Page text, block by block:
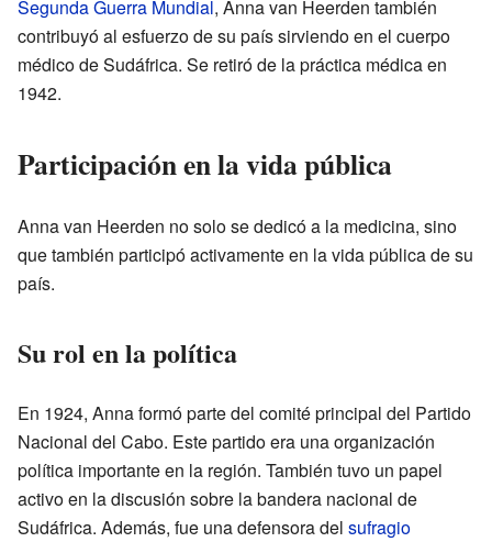
Segunda Guerra Mundial, Anna van Heerden también
contribuyó al esfuerzo de su país sirviendo en el cuerpo
médico de Sudáfrica. Se retiró de la práctica médica en
1942.
Participación en la vida pública
Anna van Heerden no solo se dedicó a la medicina, sino
que también participó activamente en la vida pública de su
país.
Su rol en la política
En 1924, Anna formó parte del comité principal del Partido
Nacional del Cabo. Este partido era una organización
política importante en la región. También tuvo un papel
activo en la discusión sobre la bandera nacional de
Sudáfrica. Además, fue una defensora del sufragio